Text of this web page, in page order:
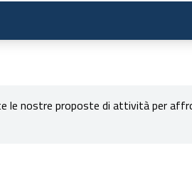
le nostre proposte di attività per